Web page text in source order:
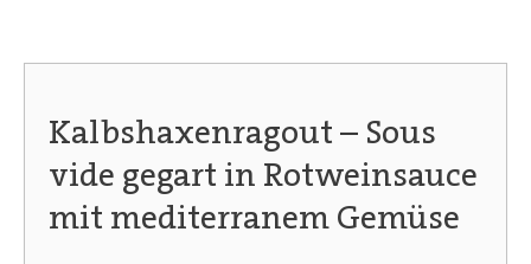
Kalbshaxenragout – Sous
vide gegart in Rotweinsauce
mit mediterranem Gemüse